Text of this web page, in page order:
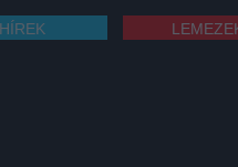
HÍREK